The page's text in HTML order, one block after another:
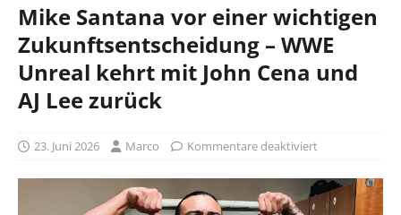
Mike Santana vor einer wichtigen
Zukunftsentscheidung – WWE
Unreal kehrt mit John Cena und
AJ Lee zurück
23. Juni 2026 Marco Kommentare deaktiviert